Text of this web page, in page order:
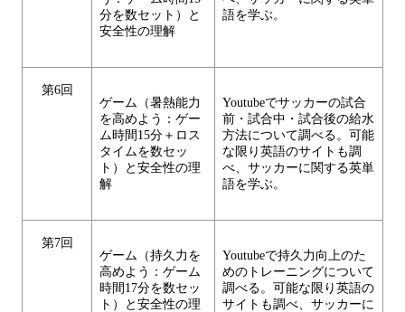
分を数セット）と
安全性の理解
語を学ぶ。
第6回
ゲーム（暑熱能力
を高めよう：ゲー
ム時間15分＋ロス
タイムを数セッ
ト）と安全性の理
解
Youtubeでサッカーの試合
前・試合中・試合後の給水
方法について調べる。可能
な限り英語のサイトも調
べ、サッカーに関する英単
語を学ぶ。
第7回
ゲーム（持久力を
高めよう：ゲーム
時間17分を数セッ
ト）と安全性の理
Youtubeで持久力向上のた
めのトレーニングについて
調べる。可能な限り英語の
サイトも調べ、サッカーに